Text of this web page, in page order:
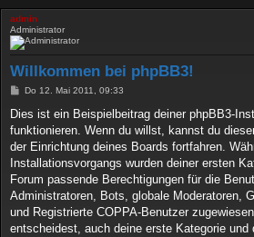
admin
Administrator
Willkommen bei phpBB3!
B
i
r
a
Do 12. Mai 2011, 09:33
Dies ist ein Beispielbeitrag deiner phpBB3-
funktionieren. Wenn du willst, kannst du
der Einrichtung deines Boards fortfahren.
Installationsvorgangs wurden deiner ersten
Forum passende Berechtigungen für die
Administratoren, Bots, globale Moderatoren,
und Registrierte COPPA-Benutzer
entscheidest, auch deine erste Kategorie und